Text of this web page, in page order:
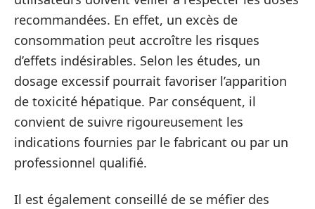
recommandées. En effet, un excès de
consommation peut accroître les risques
d’effets indésirables. Selon les études, un
dosage excessif pourrait favoriser l’apparition
de toxicité hépatique. Par conséquent, il
convient de suivre rigoureusement les
indications fournies par le fabricant ou par un
professionnel qualifié.
Il est également conseillé de se méfier des